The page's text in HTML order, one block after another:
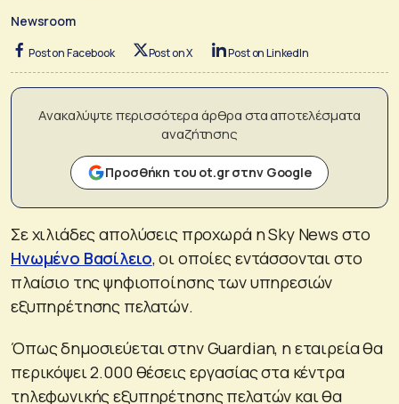
Newsroom
Post on Facebook Post on X Post on LinkedIn
Ανακαλύψτε περισσότερα άρθρα στα αποτελέσματα
αναζήτησης
Προσθήκη του ot.gr στην Google
Σε χιλιάδες απολύσεις προχωρά η Sky News στο
Ηνωμένο Βασίλειο, οι οποίες εντάσσονται στο
πλαίσιο της ψηφιοποίησης των υπηρεσιών
εξυπηρέτησης πελατών.
Όπως δημοσιεύεται στην Guardian, η εταιρεία θα
περικόψει 2.000 θέσεις εργασίας στα κέντρα
τηλεφωνικής εξυπηρέτησης πελατών και θα